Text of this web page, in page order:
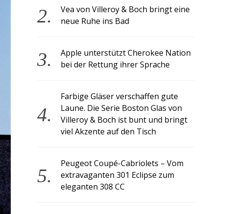
Vea von Villeroy & Boch bringt eine
neue Ruhe ins Bad
Apple unterstützt Cherokee Nation
bei der Rettung ihrer Sprache
Farbige Gläser verschaffen gute
Laune. Die Serie Boston Glas von
Villeroy & Boch ist bunt und bringt
viel Akzente auf den Tisch
Peugeot Coupé-Cabriolets – Vom
extravaganten 301 Eclipse zum
eleganten 308 CC